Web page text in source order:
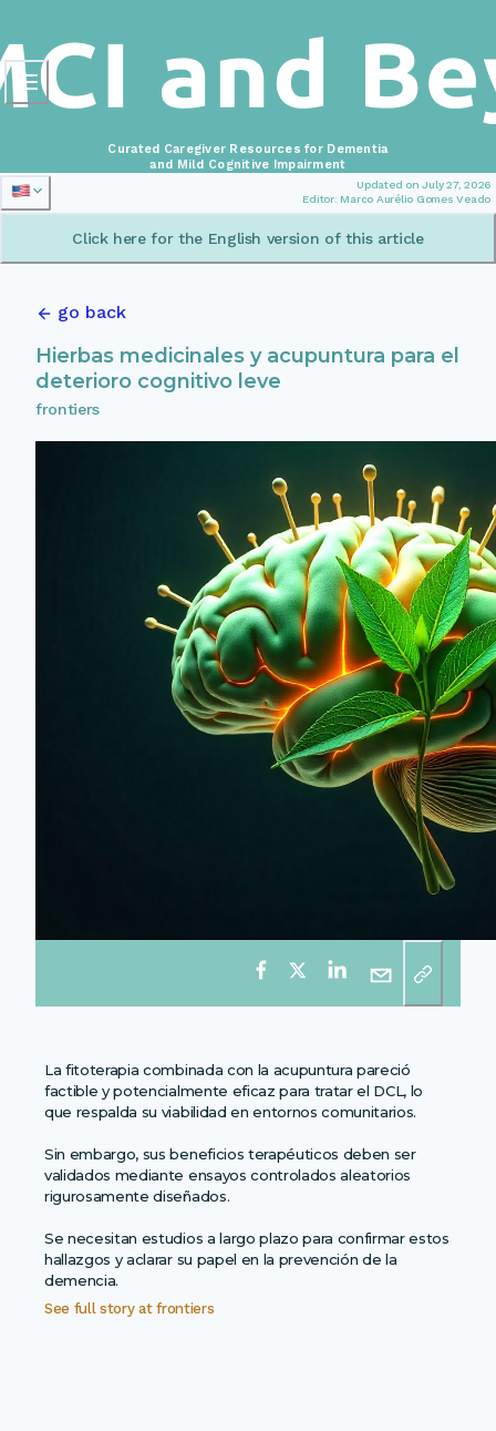
Updated on July 27, 2026
Editor: Marco Aurélio Gomes Veado
Curated Caregiver Resources for Dementia
and Mild Cognitive Impairment
Click here for the English version of this article
go back
Hierbas medicinales y acupuntura para el
deterioro cognitivo leve
frontiers
La fitoterapia combinada con la acupuntura pareció
factible y potencialmente eficaz para tratar el DCL, lo
que respalda su viabilidad en entornos comunitarios.
Sin embargo, sus beneficios terapéuticos deben ser
validados mediante ensayos controlados aleatorios
rigurosamente diseñados.
Se necesitan estudios a largo plazo para confirmar estos
hallazgos y aclarar su papel en la prevención de la
demencia.
See full story atfrontiers